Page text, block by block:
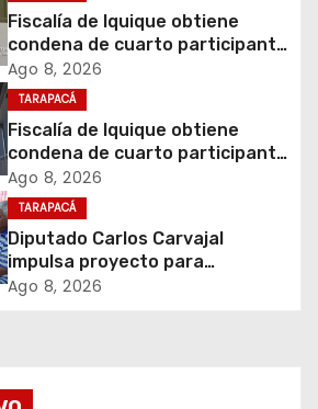
Fiscalía de Iquique obtiene
condena de cuarto participante
en violento asalto a
comerciante
Ago 8, 2026
TARAPACÁ
Fiscalía de Iquique obtiene
condena de cuarto participante
en violento asalto a
comerciante
Ago 8, 2026
TARAPACÁ
Diputado Carlos Carvajal
impulsa proyecto para
homenajear en vida al campeón
Ago 8, 2026